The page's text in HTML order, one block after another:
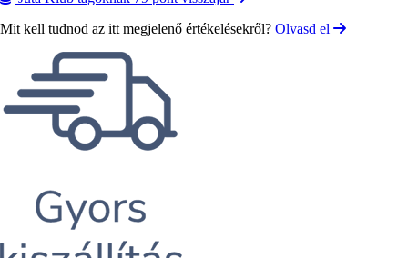
Mit kell tudnod az itt megjelenő értékelésekről? Olvasd el